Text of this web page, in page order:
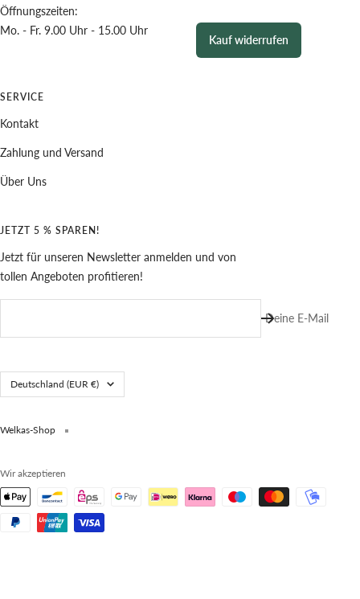
Öffnungszeiten:
Mo. - Fr. 9.00 Uhr - 15.00 Uhr
Kauf widerrufen
SERVICE
Kontakt
Zahlung und Versand
Über Uns
JETZT 5 % SPAREN!
Jetzt für unseren Newsletter anmelden und von
tollen Angeboten profitieren!
Deine E-Mail
Land/Region
Deutschland (EUR €)
Welkas-Shop
Wir akzeptieren